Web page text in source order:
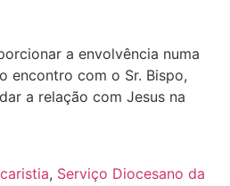
a envolvência numa
encontro com o Sr. Bispo,
a relação com Jesus na
, Serviço Diocesano da